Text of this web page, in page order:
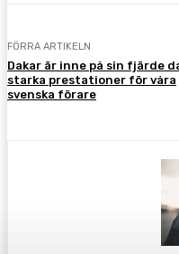
FÖRRA ARTIKELN
Dakar är inne på sin fjärde
starka prestationer för våra
svenska förare